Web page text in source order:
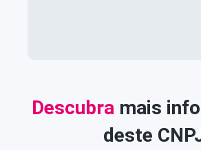
Descubramais
deste